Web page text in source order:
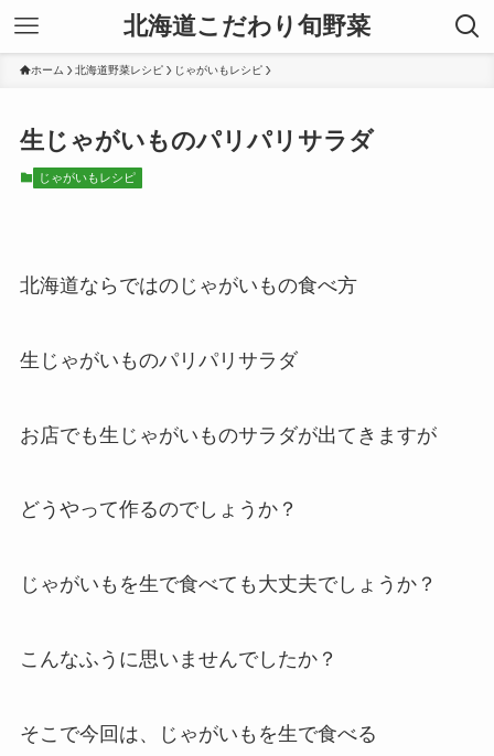
北海道こだわり旬野菜
ホーム 北海道野菜レシピ じゃがいもレシピ
生じゃがいものパリパリサラダ
じゃがいもレシピ
北海道ならではのじゃがいもの食べ方
生じゃがいものパリパリサラダ
お店でも生じゃがいものサラダが出てきますが
どうやって作るのでしょうか？
じゃがいもを生で食べても大丈夫でしょうか？
こんなふうに思いませんでしたか？
そこで今回は、じゃがいもを生で食べる